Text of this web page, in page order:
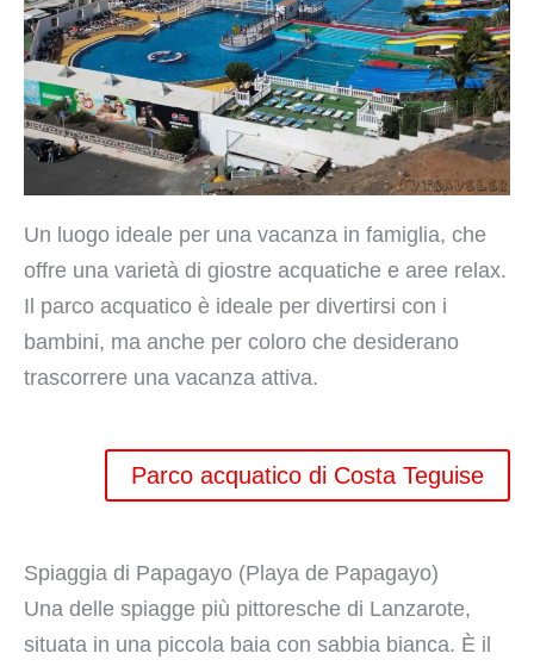
Un luogo ideale per una vacanza in famiglia, che
offre una varietà di giostre acquatiche e aree relax.
Il parco acquatico è ideale per divertirsi con i
bambini, ma anche per coloro che desiderano
trascorrere una vacanza attiva.
Parco acquatico di Costa Teguise
Spiaggia di Papagayo (Playa de Papagayo)
Una delle spiagge più pittoresche di Lanzarote,
situata in una piccola baia con sabbia bianca. È il